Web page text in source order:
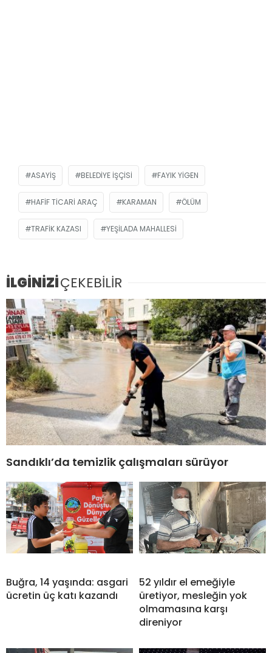
ASAYIŞ BELEDIYE IŞÇISI FAYIK YIGEN
HAFIF TICARI ARAÇ KARAMAN ÖLÜM
TRAFIK KAZASI YEŞILADA MAHALLESI
İLGİNİZİÇEKEBİLİR
Sandıklı’da temizlik çalışmaları sürüyor
Buğra, 14 yaşında: asgari
ücretin üç katı kazandı
52 yıldır el emeğiyle
üretiyor, mesleğin yok
olmamasına karşı
direniyor